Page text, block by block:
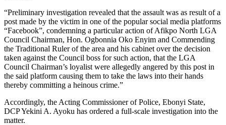
“Preliminary investigation revealed that the assault was as result of a
post made by the victim in one of the popular social media platforms
“Facebook”, condemning a particular action of Afikpo North LGA
Council Chairman, Hon. Ogbonnia Oko Enyim and Commending
the Traditional Ruler of the area and his cabinet over the decision
taken against the Council boss for such action, that the LGA
Council Chairman’s loyalist were allegedly angered by this post in
the said platform causing them to take the laws into their hands
thereby committing a heinous crime.”
Accordingly, the Acting Commissioner of Police, Ebonyi State,
DCP Yekini A. Ayoku has ordered a full-scale investigation into the
matter.